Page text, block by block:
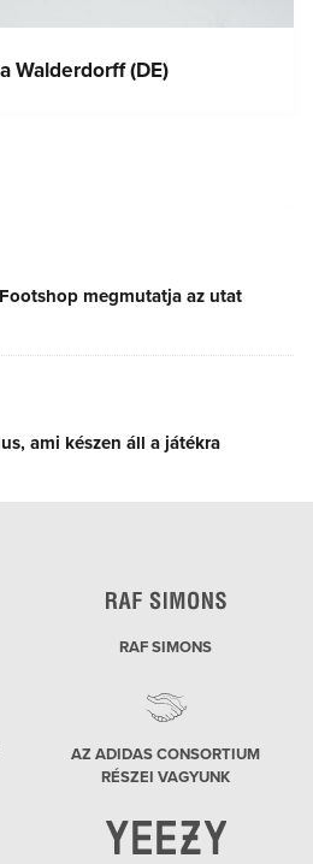
Walderdorff (DE)
megmutatja az utat
ami készen áll a játékra
RAF SIMONS
AZ ADIDAS CONSORTIUM
RÉSZEI VAGYUNK